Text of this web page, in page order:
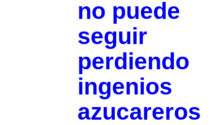
no puede
seguir
perdiendo
ingenios
azucareros